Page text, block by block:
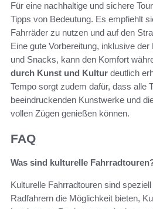
Für eine nachhaltige und sichere
Tipps von Bedeutung. Es empfiehlt
Fahrräder zu nutzen und auf den
Eine gute Vorbereitung, inklusive
und Snacks, kann den Komfort
durch Kunst und Kultur deutlich
Tempo sorgt zudem dafür, dass alle
beeindruckenden Kunstwerke und
vollen Zügen genießen können.
FAQ
Was sind kulturelle
Kulturelle Fahrradtouren sind
Radfahrern die Möglichkeit bieten,